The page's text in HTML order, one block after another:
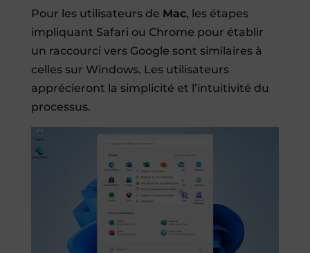
Pour les utilisateurs de Mac, les étapes
impliquant Safari ou Chrome pour établir
un raccourci vers Google sont similaires à
celles sur Windows. Les utilisateurs
apprécieront la simplicité et l’intuitivité du
processus.